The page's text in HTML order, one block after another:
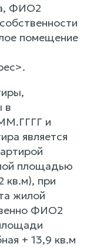
ФИО2
помещение
в
и
является
площадью
кв.м), при
жилой
ФИО2
+ 13,9 кв.м